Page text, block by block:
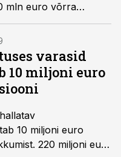
mln euro võrra
aga kasvanud päris
mõtlema, et head
varasid
10 miljoni euro
10 miljoni euro
220 miljoni euro